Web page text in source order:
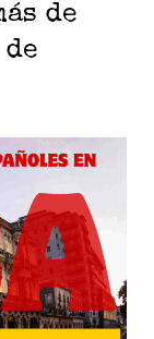
de